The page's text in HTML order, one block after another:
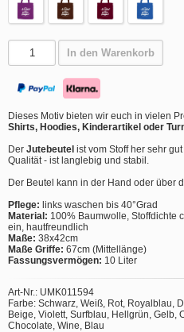
In den Warenkorb
Dieses Motiv bieten wir euch in vielen
Shirts, Hoodies, Kinderartikel oder
Der Jutebeutel ist vom Stoff her sehr
Qualität - ist langlebig und stabil.
Der Beutel kann in der Hand oder über
Pflege: links waschen bis 40°Grad
Material: 100% Baumwolle, Stoffdichte
ein, hautfreundlich
Maße: 38x42cm
Maße Griffe: 67cm (Mittellänge)
Fassungsvermögen: 10 Liter
Art-Nr.: UMK011594
Farbe: Schwarz, Weiß, Rot, Royalblau,
Beige, Violett, Surfblau, Hellgrün, Gelb,
Chocolate, Wine, Blau